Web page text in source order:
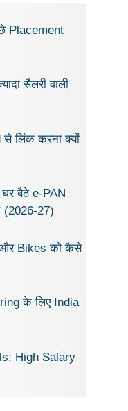
Placement
सैलरी वाली
लिंक करना क्यों
बैठे e-PAN
(2026-27)
Bikes को कैसे
के लिए India
High Salary